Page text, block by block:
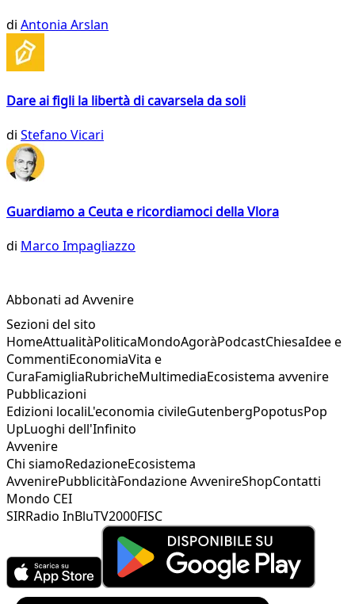
di Antonia Arslan
Dare ai figli la libertà di cavarsela da soli
di Stefano Vicari
Guardiamo a Ceuta e ricordiamoci della Vlora
di Marco Impagliazzo
Abbonati ad Avvenire
Sezioni del sito
HomeAttualitàPoliticaMondoAgoràPodcastChiesaIdee e
CommentiEconomiaVita e
CuraFamigliaRubricheMultimediaEcosistema avvenire
Pubblicazioni
Edizioni localiL'economia civileGutenbergPopotusPop
UpLuoghi dell'Infinito
Avvenire
Chi siamoRedazioneEcosistema
AvvenirePubblicitàFondazione AvvenireShopContatti
Mondo CEI
SIRRadio InBluTV2000FISC